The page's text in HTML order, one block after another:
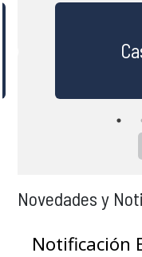
Novedades y
Notificación